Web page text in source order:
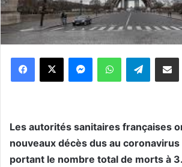
WhatsApp Telegram
Les autorités sanitaires françaises
nouveaux décès dus au
portant le nombre total de morts à